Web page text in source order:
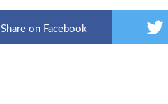
Share on Facebook